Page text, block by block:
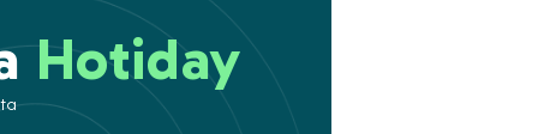
Hotiday